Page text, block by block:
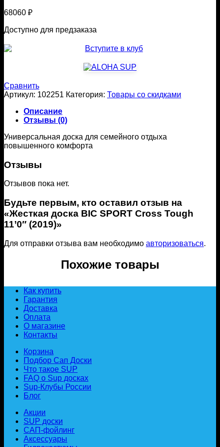
68060 ₽
Доступно для предзаказа
Сравнить
Артикул: 102251 Категория: Товары со скидками
Описание
Отзывы (0)
Универсальная доска для семейного отдыха
повышенного комфорта
Отзывы
Отзывов пока нет.
Будьте первым, кто оставил отзыв на
«Жесткая доска BIC SPORT Cross Tough
11’0″ (2019)»
Для отправки отзыва вам необходимо авторизоваться.
Похожие товары
Как купить
Гарантия
Доставка
Оплата
О магазине
Контакты
Корзина
Подбор Сап Доски
Что такое SUP
FAQ о Sup досках
Sup-Клубы России
Блог
Акции
SUP доски
САП-фойлинг
Аксессуары